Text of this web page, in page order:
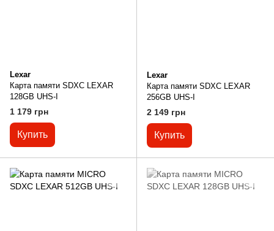
Lexar
Карта памяти SDXC LEXAR
128GB UHS-I
1 179 грн
Купить
Lexar
Карта памяти SDXC LEXAR
256GB UHS-I
2 149 грн
Купить